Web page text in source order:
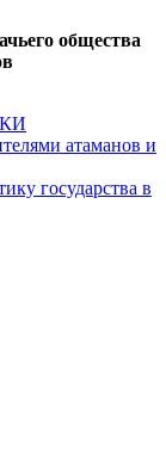
общества
атаманов и
государства в